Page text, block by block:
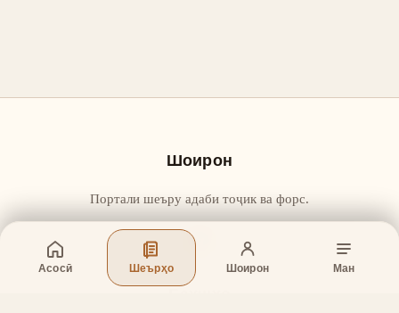
Асосӣ Шеърҳо Шоирон Ман
Шоирон
Портали шеъру адаби тоҷик ва форс.